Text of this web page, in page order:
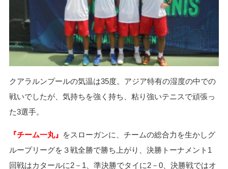
クアラルンプールの気温は35度。アジア特有の湿度の中での
戦いでしたが、気持ちを強く持ち、粘り強いテニスで頑張っ
た3選手。
『チーム一丸』 をスローガンに、チームの総合力を生かしグ
ループリーグを３戦全勝で勝ち上がり、決勝トーナメント1
回戦はカタールに2－1、準決勝でタイに2－0、決勝戦ではオ